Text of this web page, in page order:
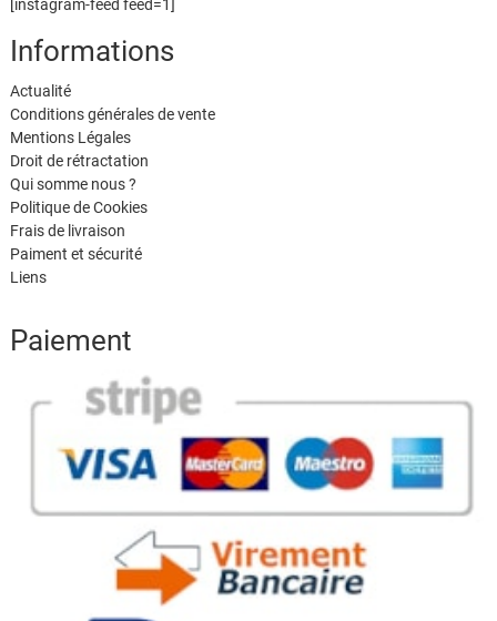
[instagram-feed feed=1]
Informations
Actualité
Conditions générales de vente
Mentions Légales
Droit de rétractation
Qui somme nous ?
Politique de Cookies
Frais de livraison
Paiment et sécurité
Liens
Paiement